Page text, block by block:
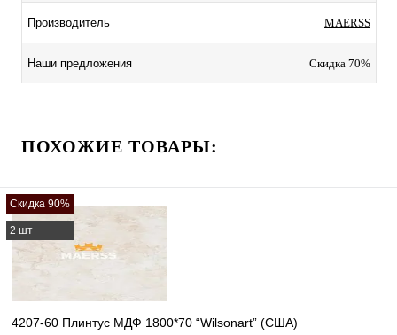
Производитель MAERSS
Наши предложения Скидка 70%
ПОХОЖИЕ ТОВАРЫ:
Скидка 90%
2 шт
4207-60 Плинтус МДФ 1800*70 “Wilsonart” (США)